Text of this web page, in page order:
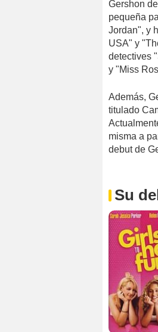
Gershon
pequeña
Jordan", y
USA" y
detectives
y "Miss
Además,
titulado
misma a
debut de
Su